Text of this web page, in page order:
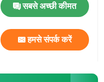
सबसे अच्छी कीमत
हमसे संपर्क करें